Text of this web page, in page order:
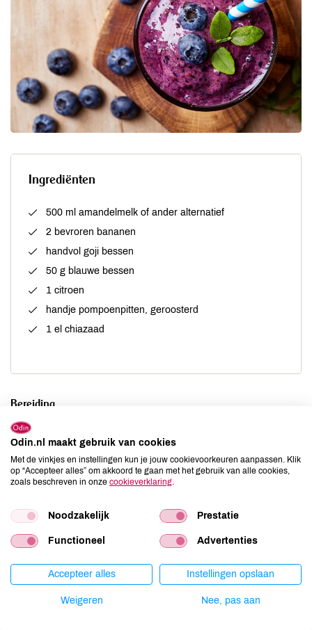
Ingrediënten
500 ml amandelmelk of ander alternatief
2 bevroren bananen
handvol goji bessen
50 g blauwe bessen
1 citroen
handje pompoenpitten, geroosterd
1 el chiazaad
Bereiding
Doe de goji bessen in een bakje water en laat ze even
wellen.
Pers de citroen uit en snij de bananen in grote stukken.
bessen (bewaar er een aantal voor de garnering) en het
citroensap in een blender. Mix het geheel goed tot een
homogene massa.
pompoenpitten, een beetje chiazaad en blauwe besjes.
TIP je kunt eindeloos varieren. Dit is ‘s zomers ook lekker
Odin.nl maakt gebruik van cookies
Met de vinkjes en instellingen kun je jouw cookievoorkeuren aanpassen. Klik
op “Accepteer alles” om akkoord te gaan met het gebruik van alle cookies,
zoals beschreven in onze cookieverklaring
Noodzakelijk Prestatie
Functioneel Advertenties
Accepteer alles Instellingen opslaan
Weigeren Nee, pas aan